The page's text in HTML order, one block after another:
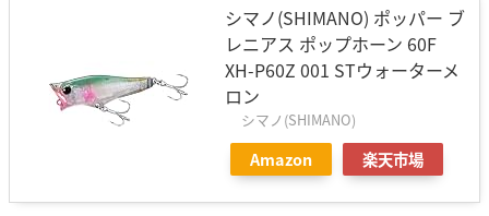
シマノ(SHIMANO) ポッパー ブ
レニアス ポップホーン 60F
XH-P60Z 001 STウォーターメ
ロン
シマノ(SHIMANO)
Amazon 楽天市場